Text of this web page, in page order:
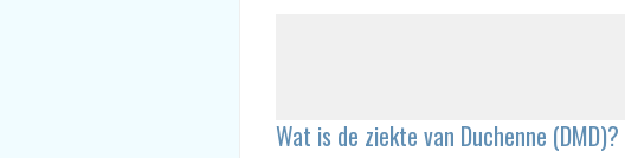
Wat is de ziekte van Duchenne (DMD)?